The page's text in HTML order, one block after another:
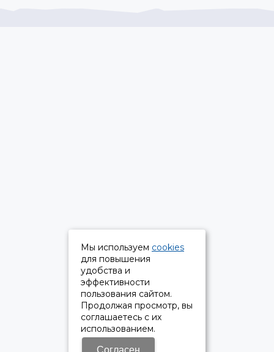
Мы используем cookies
для повышения
удобства и
эффективности
пользования сайтом.
Продолжая просмотр, вы
соглашаетесь с их
использованием.
Согласен